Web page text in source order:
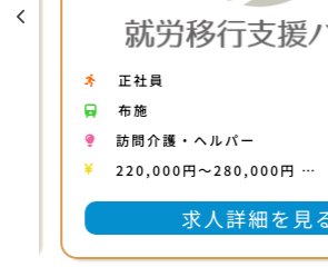
正社員
布施
訪問介護・ヘルパー
220,000円〜280,000円 …
求人詳細を見る